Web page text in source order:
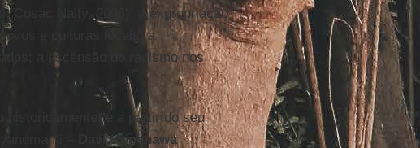
Cosac Naify, 2006): a expropriação
e culturas locais; a
a ascensão do racismo nos
historicamente, e a partir do seu
–
Davi Kopenawa